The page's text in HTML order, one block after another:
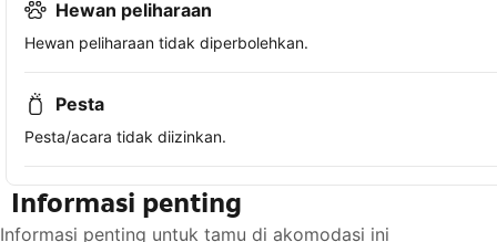
Hewan peliharaan
Hewan peliharaan tidak diperbolehkan.
Pesta
Pesta/acara tidak diizinkan.
Informasi penting
Informasi penting untuk tamu di akomodasi ini